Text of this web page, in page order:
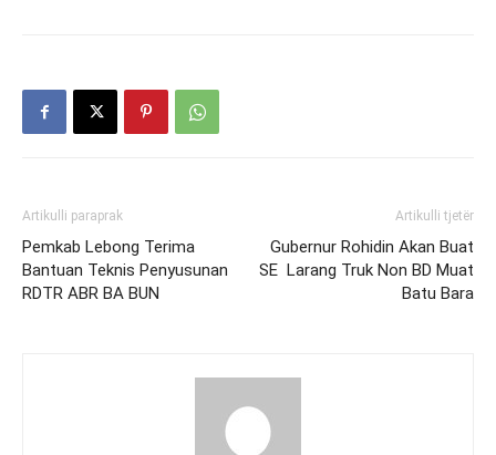
Artikulli paraprak
Pemkab Lebong Terima
Bantuan Teknis Penyusunan
RDTR ABR BA BUN
Artikulli tjetër
Gubernur Rohidin Akan Buat
SE Larang Truk Non BD Muat
Batu Bara